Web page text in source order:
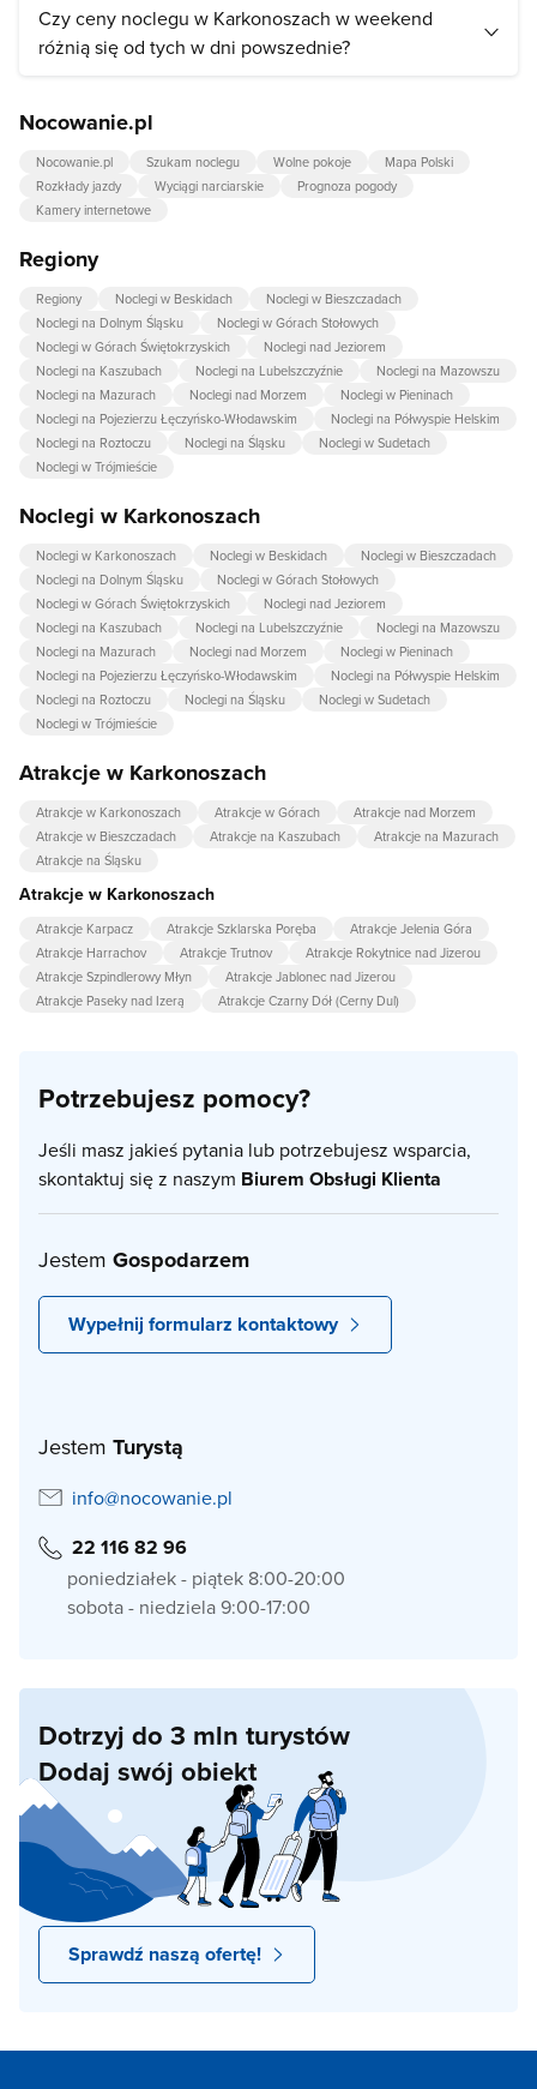
Cena za nocleg w Karkonoszach zależy od standardu
wybranego obiektu oraz jego lokalizacji. Ceny za nocleg
zaczynają się od 0 zł. Średnia cena noclegu w Karkonoszach
Czy ceny noclegu w Karkonoszach w weekend
różnią się od tych w dni powszednie?
dlatego niektórzy mogą mieć wyższy cennik weekendowy.
Według wyliczeń Nocowanie.pl ceny noclegów w
Karkonoszach w weekend są droższe o 0% od cen w dzień
powszedni.
Nocowanie.pl
Nocowanie.pl Szukam noclegu Wolne pokoje
Mapa Polski
Rozkłady jazdy
Wyciągi narciarskie
Prognoza pogody
Kamery internetowe
Regiony
Regiony Noclegi w Beskidach
Noclegi w Bieszczadach
Noclegi na Dolnym Śląsku
Noclegi w Górach Stołowych
Noclegi w Górach Świętokrzyskich
Noclegi nad Jeziorem
Noclegi na Kaszubach
Noclegi na Lubelszczyźnie
Noclegi na Mazowszu
Noclegi na Mazurach
Noclegi nad Morzem
Noclegi w Pieninach
Noclegi na Pojezierzu Łęczyńsko-Włodawskim
Noclegi na Półwyspie Helskim
Noclegi na Roztoczu
Noclegi na Śląsku
Noclegi w Sudetach
Noclegi w Trójmieście
Noclegi w Karkonoszach
Noclegi w Karkonoszach Noclegi w Beskidach
Noclegi w Bieszczadach
Noclegi na Dolnym Śląsku
Noclegi w Górach Stołowych
Noclegi w Górach Świętokrzyskich
Noclegi nad Jeziorem
Noclegi na Kaszubach
Noclegi na Lubelszczyźnie
Noclegi na Mazowszu
Noclegi na Mazurach
Noclegi nad Morzem
Noclegi w Pieninach
Noclegi na Pojezierzu Łęczyńsko-Włodawskim
Noclegi na Półwyspie Helskim
Noclegi na Roztoczu
Noclegi na Śląsku
Noclegi w Sudetach
Noclegi w Trójmieście
Atrakcje w Karkonoszach
Atrakcje w Karkonoszach Atrakcje w Górach
Atrakcje nad Morzem
Atrakcje w Bieszczadach
Atrakcje na Kaszubach
Atrakcje na Mazurach
Atrakcje na Śląsku
Atrakcje w Karkonoszach
Atrakcje Karpacz Atrakcje Szklarska Poręba
Atrakcje Jelenia Góra
Atrakcje Harrachov
Atrakcje Trutnov
Atrakcje Rokytnice nad Jizerou
Atrakcje Szpindlerowy Młyn
Atrakcje Jablonec nad Jizerou
Atrakcje Paseky nad Izerą
Atrakcje Czarny Dół (Cerny Dul)
Potrzebujesz pomocy?
Jeśli masz jakieś pytania lub potrzebujesz wsparcia,
skontaktuj się z naszym Biurem Obsługi Klienta
Jestem Gospodarzem
Wypełnij formularz kontaktowy
Jestem Turystą
info@nocowanie.pl
22 116 82 96
poniedziałek - piątek 8:00-20:00
sobota - niedziela 9:00-17:00
Dotrzyj do 3 mln turystów
Dodaj swój obiekt
Sprawdź naszą ofertę!